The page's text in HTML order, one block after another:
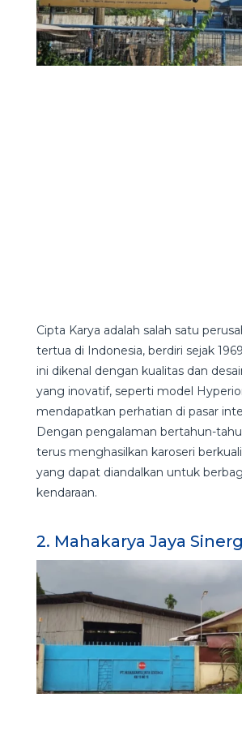
Cipta Karya adalah salah satu
tertua di Indonesia, berdiri sejak
ini dikenal dengan kualitas dan
yang inovatif, seperti model
mendapatkan perhatian di pasar
Dengan pengalaman bertahun-
terus menghasilkan karoseri
yang dapat diandalkan untuk
kendaraan.
2. Mahakarya Jaya